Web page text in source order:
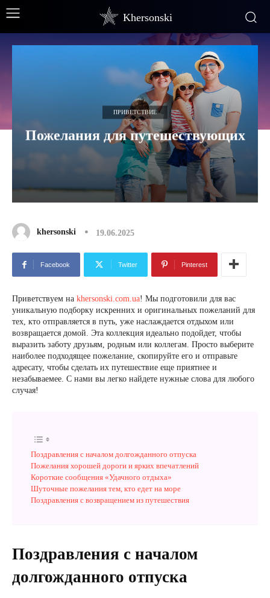
Khersonski
ПРИВЕТСТВИЕ
Пожелания для путешествующих
khersonski 19.06.2025
Facebook Twitter Pinterest
Приветствуем на khersonski.com.ua! Мы подготовили для вас
уникальную подборку искренних и оригинальных пожеланий для
тех, кто отправляется в путь, уже наслаждается отдыхом или
возвращается домой. Эта коллекция идеально подойдет, чтобы
выразить заботу друзьям, родным или коллегам. Просто выберите
наиболее подходящее пожелание, скопируйте его и отправьте
адресату, чтобы сделать их путешествие еще приятнее и
незабываемее. С нами вы легко найдете нужные слова для любого
случая!
Поздравления с началом долгожданного отпуска
Пожелания хорошей дороги и ярких впечатлений
Короткие сообщения «Удачного отдыха»
Шуточные пожелания тем, кто едет на море
Поздравления с возвращением из путешествия
Поздравления с началом
долгожданного отпуска